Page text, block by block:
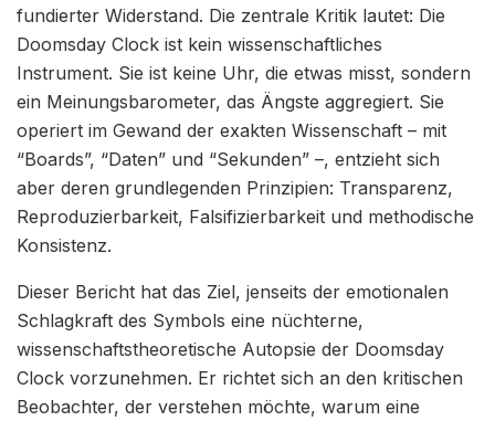
fundierter Widerstand. Die zentrale Kritik lautet: Die
Doomsday Clock ist kein wissenschaftliches
Instrument. Sie ist keine Uhr, die etwas misst, sondern
ein Meinungsbarometer, das Ängste aggregiert. Sie
operiert im Gewand der exakten Wissenschaft – mit
“Boards”, “Daten” und “Sekunden” –, entzieht sich
aber deren grundlegenden Prinzipien: Transparenz,
Reproduzierbarkeit, Falsifizierbarkeit und methodische
Konsistenz.
Dieser Bericht hat das Ziel, jenseits der emotionalen
Schlagkraft des Symbols eine nüchterne,
wissenschaftstheoretische Autopsie der Doomsday
Clock vorzunehmen. Er richtet sich an den kritischen
Beobachter, der verstehen möchte, warum eine